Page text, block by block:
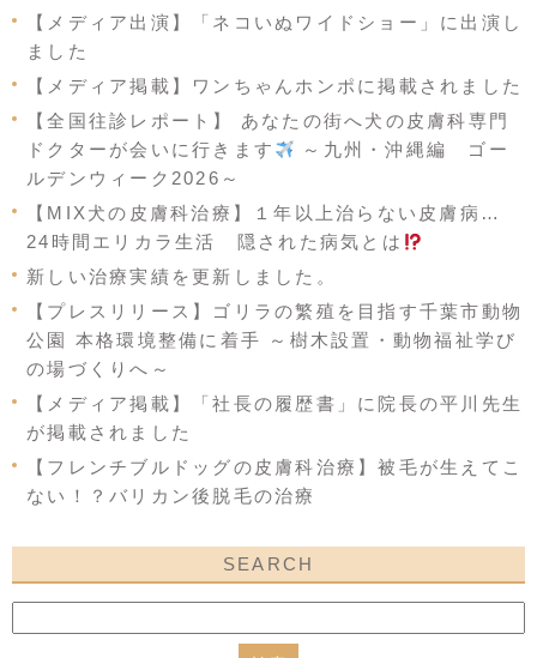
【メディア出演】「ネコいぬワイドショー」に出演し
ました
【メディア掲載】ワンちゃんホンポに掲載されました
【全国往診レポート】 あなたの街へ犬の皮膚科専門
ドクターが会いに行きます
～九州・沖縄編 ゴー
ルデンウィーク2026～
【MIX犬の皮膚科治療】１年以上治らない皮膚病…
24時間エリカラ生活 隠された病気とは
新しい治療実績を更新しました。
【プレスリリース】ゴリラの繁殖を目指す千葉市動物
公園 本格環境整備に着手 ～樹木設置・動物福祉学び
の場づくりへ～
【メディア掲載】「社長の履歴書」に院長の平川先生
が掲載されました
【フレンチブルドッグの皮膚科治療】被毛が生えてこ
ない！？バリカン後脱毛の治療
SEARCH